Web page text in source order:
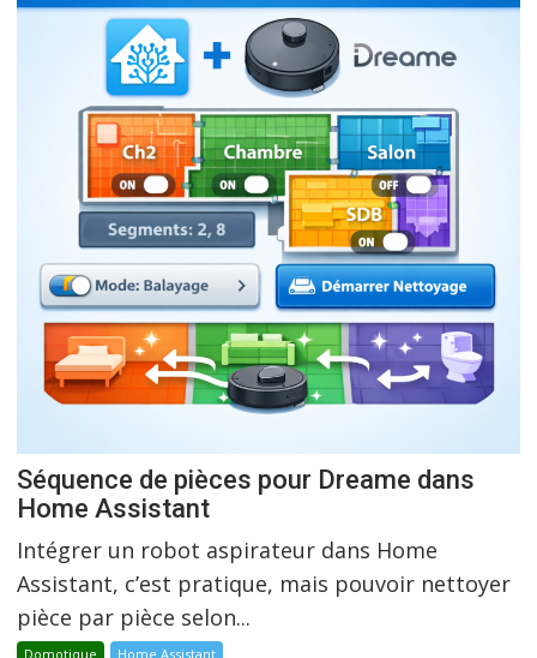
Séquence de pièces pour Dreame dans
Home Assistant
Intégrer un robot aspirateur dans Home
Assistant, c’est pratique, mais pouvoir nettoyer
pièce par pièce selon...
Domotique Home Assistant